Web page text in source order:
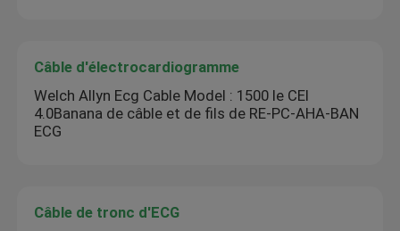
Câble d'électrocardiogramme
Welch Allyn Ecg Cable Model : 1500 le CEI
4.0Banana de câble et de fils de RE-PC-AHA-BAN
ECG
Câble de tronc d'ECG